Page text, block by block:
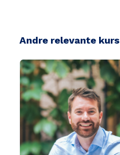
Andre relevante kurs